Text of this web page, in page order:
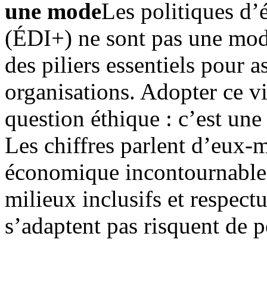
une modeLes politiques
(ÉDI+) ne sont pas une
des piliers essentiels pour
organisations. Adopter ce
question éthique : c’est
Les chiffres parlent d’eux-
économique
milieux inclusifs et
s’adaptent pas risquent de